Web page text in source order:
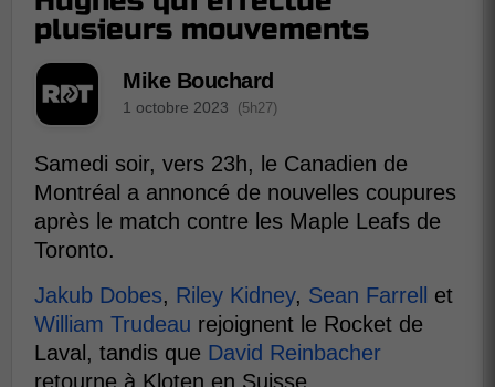
plusieurs mouvements
Mike Bouchard
1 octobre 2023 (5h27)
Samedi soir, vers 23h, le Canadien de
Montréal a annoncé de nouvelles coupures
après le match contre les Maple Leafs de
Toronto.
Jakub Dobes, Riley Kidney, Sean Farrell
et
William Trudeau rejoignent le Rocket de
Laval, tandis que David Reinbacher
retourne à Kloten en Suisse.